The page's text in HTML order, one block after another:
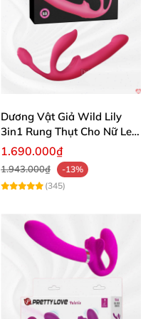
Dương Vật Giả Wild Lily
3in1 Rung Thụt Cho Nữ Les
Kích Thích
1.690.000₫
1.943.000₫
-13%
(345)